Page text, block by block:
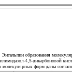
Энтальпии образования
4,5-дикарбоновой
молекулярных форм даны